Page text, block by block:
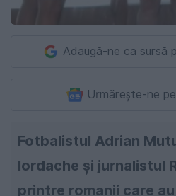
Adaugă-ne ca sursă
Urmărește-ne
Fotbalistul Adrian
Iordache și jurnalistul
printre romanii care